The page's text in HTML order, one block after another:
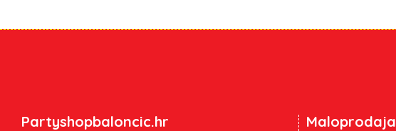
Partyshopbaloncic.hr Maloprodaja